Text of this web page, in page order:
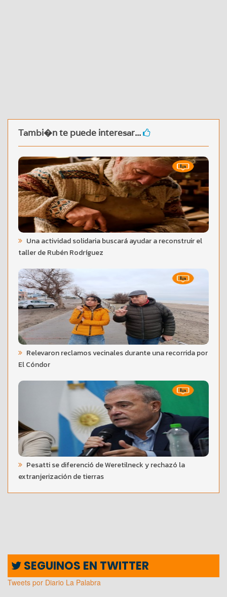
Tambi�n te puede interesar...
Una actividad solidaria buscará ayudar a reconstruir el
taller de Rubén Rodríguez
Relevaron reclamos vecinales durante una recorrida por
El Cóndor
Pesatti se diferenció de Weretilneck y rechazó la
extranjerización de tierras
SEGUINOS EN TWITTER
Tweets por Diario La Palabra